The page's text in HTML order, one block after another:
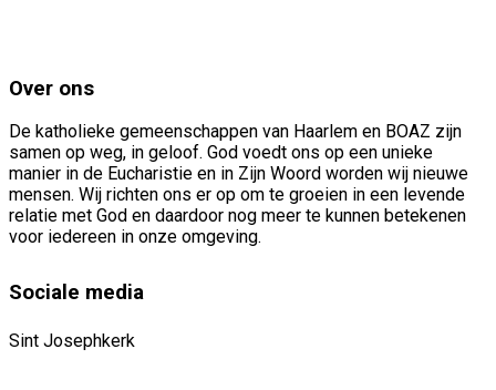
Over ons
De katholieke gemeenschappen van Haarlem en BOAZ zijn
samen op weg, in geloof. God voedt ons op een unieke
manier in de Eucharistie en in Zijn Woord worden wij nieuwe
mensen. Wij richten ons er op om te groeien in een levende
relatie met God en daardoor nog meer te kunnen betekenen
voor iedereen in onze omgeving.
Sociale media
Sint Josephkerk